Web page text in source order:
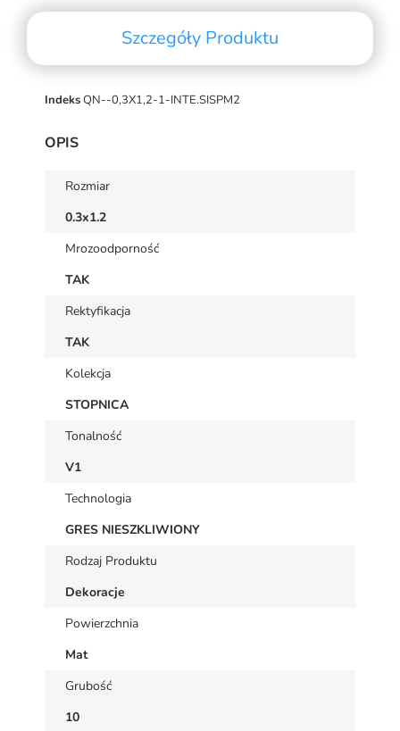
Szczegóły Produktu
IndeksQN--0,3X1,2-1-INTE.SISPM2
OPIS
Rozmiar
0.3x1.2
Mrozoodporność
TAK
Rektyfikacja
TAK
Kolekcja
STOPNICA
Tonalność
V1
Technologia
GRES NIESZKLIWIONY
Rodzaj Produktu
Dekoracje
Powierzchnia
Mat
Grubość
10